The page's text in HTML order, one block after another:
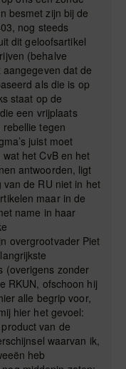
besmet zijn bij de
nog steeds
dit geloofsartikel
(behalve
dat de
als die is op
staat op de
een vrijplaats
tegen
juist moet
het CvB en het
antwoorden, ligt
de RU niet in het
maar in de
name in haar
overgrootvader Piet
(overigens zonder
RKUN, ofschoon hij
alle begrip voor,
hier het gevoel:
van de
waarvan ik,
heb